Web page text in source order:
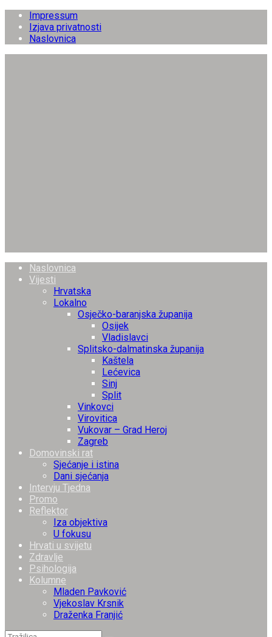
Impressum
Izjava privatnosti
Naslovnica
Naslovnica
Vijesti
Hrvatska
Lokalno
Osječko-baranjska županija
Osijek
Vladislavci
Splitsko-dalmatinska županija
Kaštela
Lećevica
Sinj
Split
Vinkovci
Virovitica
Vukovar – Grad Heroj
Zagreb
Domovinski rat
Sjećanje i istina
Dani sjećanja
Intervju Tjedna
Promo
Reflektor
Iza objektiva
U fokusu
Hrvati u svijetu
Zdravlje
Psihologija
Kolumne
Mladen Pavković
Vjekoslav Krsnik
Draženka Franjić